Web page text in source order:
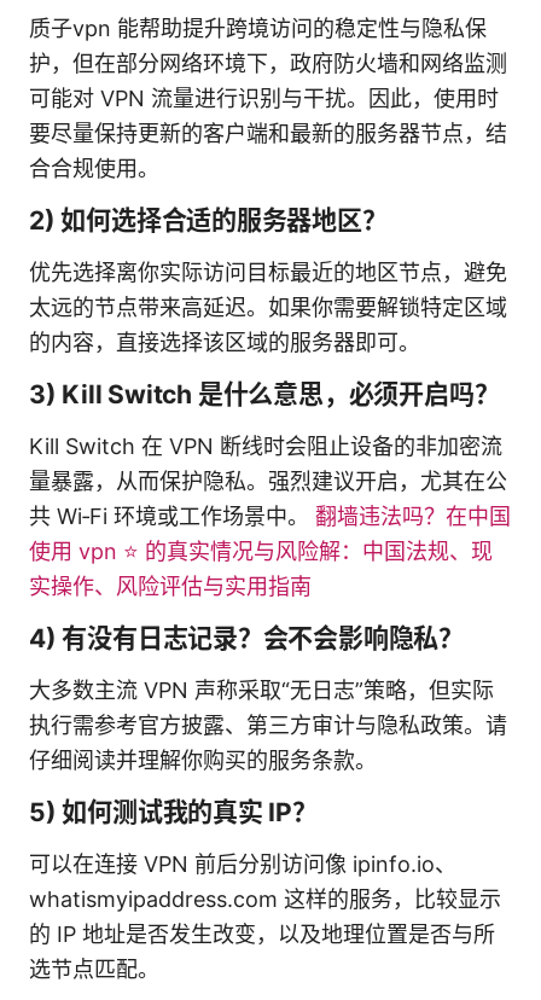
质子vpn 能帮助提升跨境访问的稳定性与隐私保
护，但在部分网络环境下，政府防火墙和网络监测
可能对 VPN 流量进行识别与干扰。因此，使用时
要尽量保持更新的客户端和最新的服务器节点，结
合合规使用。
2) 如何选择合适的服务器地区？
优先选择离你实际访问目标最近的地区节点，避免
太远的节点带来高延迟。如果你需要解锁特定区域
的内容，直接选择该区域的服务器即可。
3) Kill Switch 是什么意思，必须开启吗？
Kill Switch 在 VPN 断线时会阻止设备的非加密流
量暴露，从而保护隐私。强烈建议开启，尤其在公
共 Wi‑Fi 环境或工作场景中。 翻墙违法吗？在中国
使用 vpn ⭐ 的真实情况与风险解：中国法规、现
实操作、风险评估与实用指南
4) 有没有日志记录？会不会影响隐私？
大多数主流 VPN 声称采取“无日志”策略，但实际
执行需参考官方披露、第三方审计与隐私政策。请
仔细阅读并理解你购买的服务条款。
5) 如何测试我的真实 IP？
可以在连接 VPN 前后分别访问像 ipinfo.io、
whatismyipaddress.com 这样的服务，比较显示
的 IP 地址是否发生改变，以及地理位置是否与所
选节点匹配。